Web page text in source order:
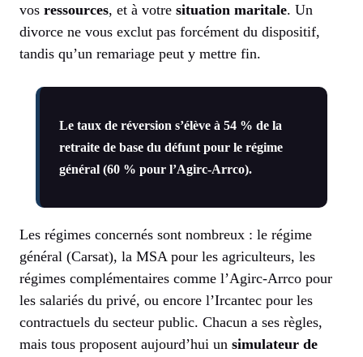
vos ressources, et à votre situation maritale. Un
divorce ne vous exclut pas forcément du dispositif,
tandis qu’un remariage peut y mettre fin.
Le taux de réversion s’élève à 54 % de la
retraite de base du défunt pour le régime
général (60 % pour l’Agirc-Arrco).
Les régimes concernés sont nombreux : le régime
général (Carsat), la MSA pour les agriculteurs, les
régimes complémentaires comme l’Agirc-Arrco pour
les salariés du privé, ou encore l’Ircantec pour les
contractuels du secteur public. Chacun a ses règles,
mais tous proposent aujourd’hui un simulateur de